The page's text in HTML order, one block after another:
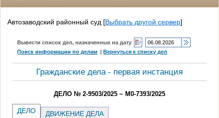
Автозаводский районный суд [Выбрать другой сервер]
Вывести список дел, назначенных на дату
Поиск информации по делам |Вернуться к списку дел
Гражданские дела - первая инстанция
ДЕЛО № 2-9503/2025 ~ М0-7393/2025
ДЕЛО ДВИЖЕНИЕ ДЕЛА